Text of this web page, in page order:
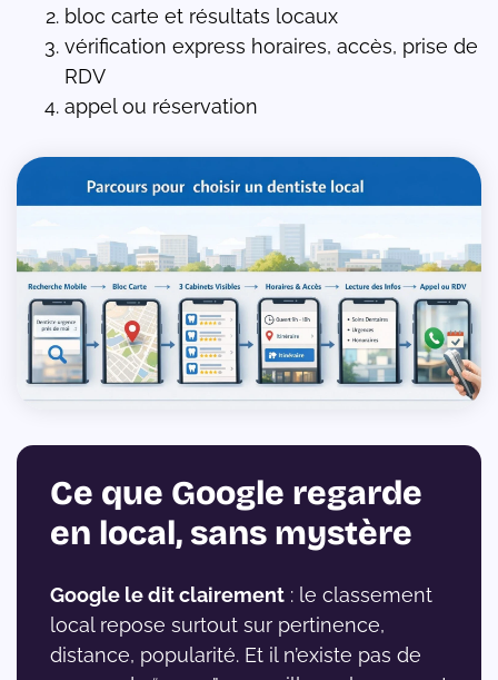
bloc carte et résultats locaux
vérification express horaires, accès, prise de
RDV
appel ou réservation
Ce que Google regarde
en local, sans mystère
Google le dit clairement : le classement
local repose surtout sur pertinence,
distance, popularité. Et il n’existe pas de